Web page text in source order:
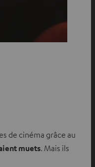
de cinéma grâce au
muets. Mais ils